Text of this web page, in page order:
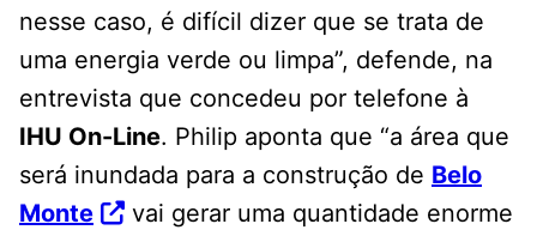
nesse caso, é difícil dizer que se trata de
uma energia verde ou limpa”, defende, na
entrevista que concedeu por telefone à
IHU On-Line. Philip aponta que “a área que
será inundada para a construção de Belo
Monte
vai gerar uma quantidade enorme